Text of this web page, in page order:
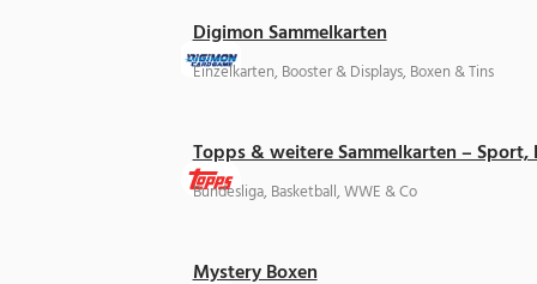
Digimon Sammelkarten
Einzelkarten, Booster & Displays, Boxen & Tins
Topps & weitere Sammelkarten –
Bundesliga, Basketball, WWE & Co
Mystery Boxen